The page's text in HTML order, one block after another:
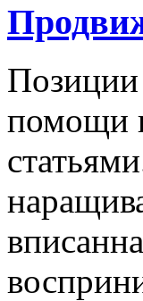
помощи